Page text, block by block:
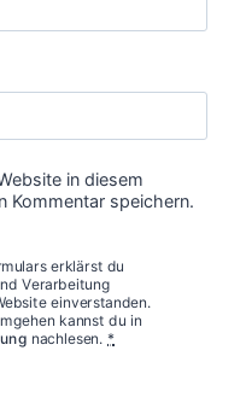
in diesem
Kommentar speichern.
erklärst du
Verarbeitung
einverstanden.
kannst du in
nachlesen. *